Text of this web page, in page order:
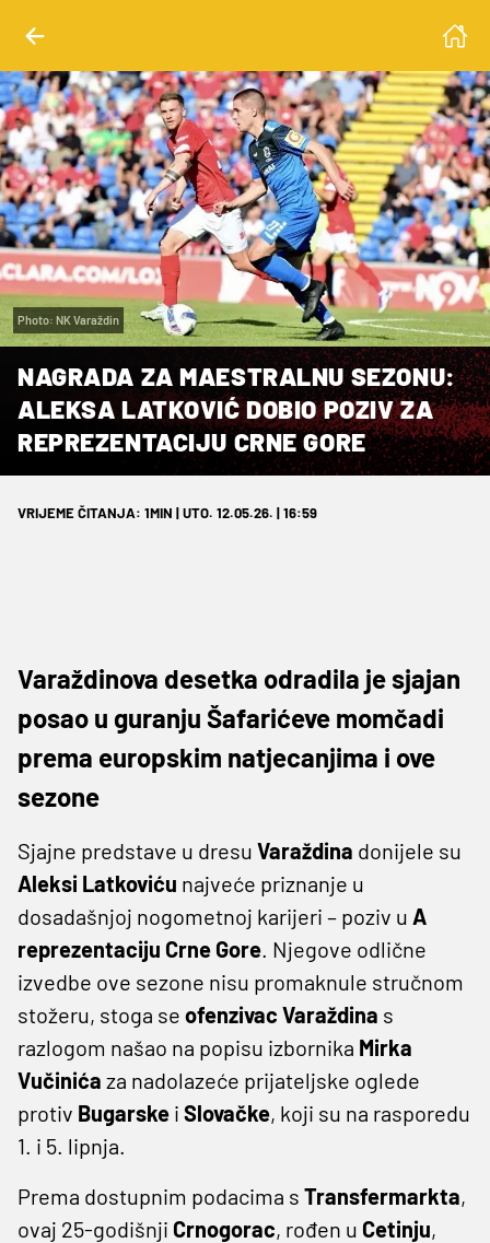
Photo: NK Varaždin
NAGRADA ZA MAESTRALNU SEZONU:
ALEKSA LATKOVIĆ DOBIO POZIV ZA
REPREZENTACIJU CRNE GORE
VRIJEME ČITANJA: 1MIN | UTO. 12.05.26. | 16:59
Varaždinova desetka odradila je sjajan
posao u guranju Šafarićeve momčadi
prema europskim natjecanjima i ove
sezone
Sjajne predstave u dresu Varaždina donijele su
Aleksi Latkoviću najveće priznanje u
dosadašnjoj nogometnoj karijeri – poziv u A
reprezentaciju Crne Gore. Njegove odlične
izvedbe ove sezone nisu promaknule stručnom
stožeru, stoga se ofenzivac Varaždina s
razlogom našao na popisu izbornika Mirka
Vučinića za nadolazeće prijateljske oglede
protiv Bugarske i Slovačke, koji su na rasporedu
1. i 5. lipnja.
Prema dostupnim podacima s Transfermarkta,
ovaj 25-godišnji Crnogorac, rođen u Cetinju,